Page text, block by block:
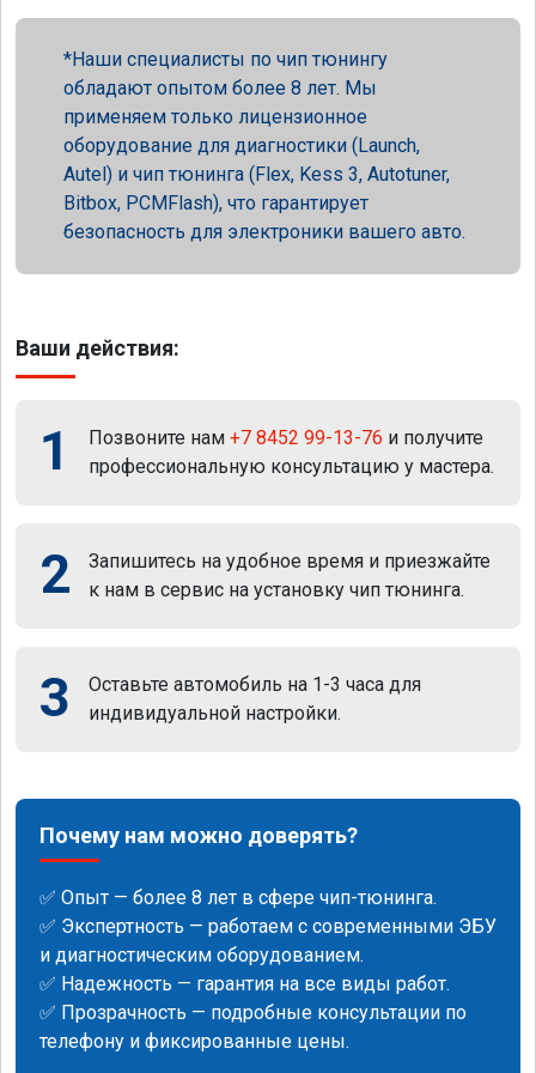
Наши специалисты по чип тюнингу
обладают опытом более 8 лет. Мы
применяем только лицензионное
оборудование для диагностики (Launch,
Autel) и чип тюнинга (Flex, Kess 3, Autotuner,
Bitbox, PCMFlash), что гарантирует
безопасность для электроники вашего авто.
Ваши действия:
1 Позвоните нам +7 8452 99-13-76 и получите
профессиональную консультацию у мастера.
2
Запишитесь на удобное время и приезжайте
к нам в сервис на установку чип тюнинга.
3
Оставьте автомобиль на 1-3 часа для
индивидуальной настройки.
Почему нам можно доверять?
✅ Опыт — более 8 лет в сфере чип-тюнинга.
✅ Экспертность — работаем с современными ЭБУ
и диагностическим оборудованием.
✅ Надежность — гарантия на все виды работ.
✅ Прозрачность — подробные консультации по
телефону и фиксированные цены.